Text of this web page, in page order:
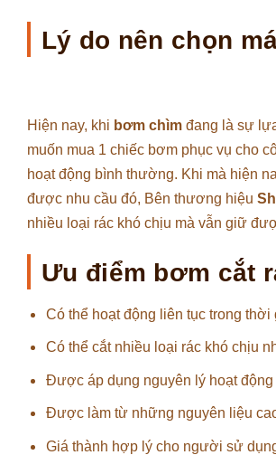
Lý do nên chọn
Hiện nay, khi bơm chìm đang là sự
muốn mua 1 chiếc bơm phục vụ cho
hoạt động bình thường. Khi mà hiện
được nhu cầu đó, Bên thương hiệu
nhiều loại rác khó chịu mà vẫn giữ
Ưu điểm bơm cắt
Có thể hoạt động liên tục trong
Có thể cắt nhiều loại rác khó chịu
Được áp dụng nguyên lý hoạt
Được làm từ những nguyên liệu
Giá thành hợp lý cho người sử